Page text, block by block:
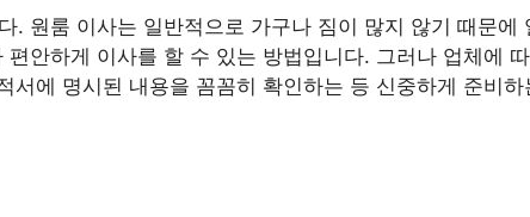
. 원룸 이사는 일반적으로 가구나 짐이 많지 않기 때문에
안하게 이사를 할 수 있는 방법입니다. 그러나 업체에
에 명시된 내용을 꼼꼼히 확인하는 등 신중하게 준비하